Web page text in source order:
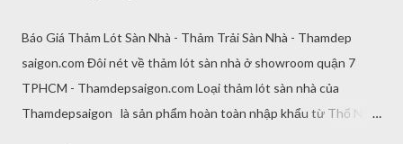
Báo Giá Thảm Lót Sàn Nhà - Thảm Trải Sàn Nhà - Thamdep
saigon.com Đôi nét về thảm lót sàn nhà ở showroom quận 7
TPHCM - Thamdepsaigon.com Loại thảm lót sàn nhà của
Thamdepsaigon là sản phẩm hoàn toàn nhập khẩu từ Thổ Nhĩ